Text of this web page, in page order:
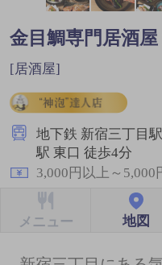
金目鯛専門居酒
[居酒屋]
地下鉄 新宿三丁目
駅 東口 徒歩4分
3,000円以上～5,000
メニュー 地図